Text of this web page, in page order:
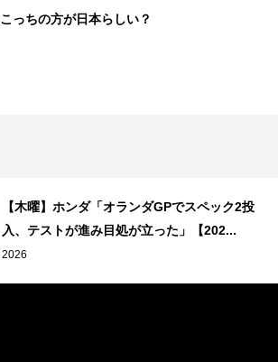
こっちの方が日本らしい？
【木曜】ホンダ「オランダGPでスペック2投
入、テストが進み目処が立った」【202...
2026